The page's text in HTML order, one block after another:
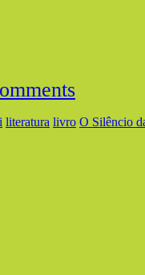
literatura livro O Silêncio